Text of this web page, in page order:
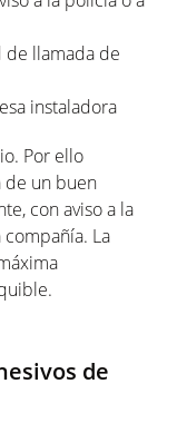
de llamada de
instaladora
Por ello
de un buen
con aviso a la
La
de